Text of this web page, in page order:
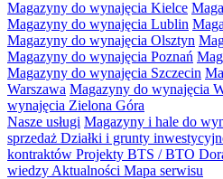
Magazyny do wynajęcia Kielce
Magazyny do wynajęcia Lublin
Magazyny do wynajęcia Olsztyn
Magazyny do wynajęcia Poznań
Magazyny do wynajęcia Szczecin
Warszawa Magazyny do wynajęcia
wynajęcia Zielona Góra
Nasze usługi Magazyny i hale do
sprzedaż Działki i grunty
kontraktów Projekty BTS / BTO
wiedzy Aktualności Mapa serwisu